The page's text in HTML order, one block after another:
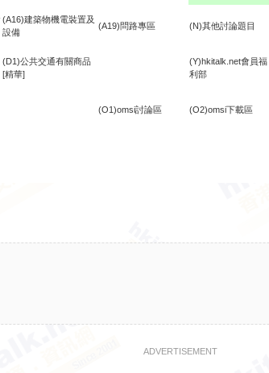
(A16)建築物機電裝置及
設備
(A19)問路專區 (N)其他討論題目
(D1)公共交通有關商品
[精華]
(Y)hkitalk.net會員福
利部
(O1)omsi討論區 (O2)omsi下載區
ADVERTISEMENT